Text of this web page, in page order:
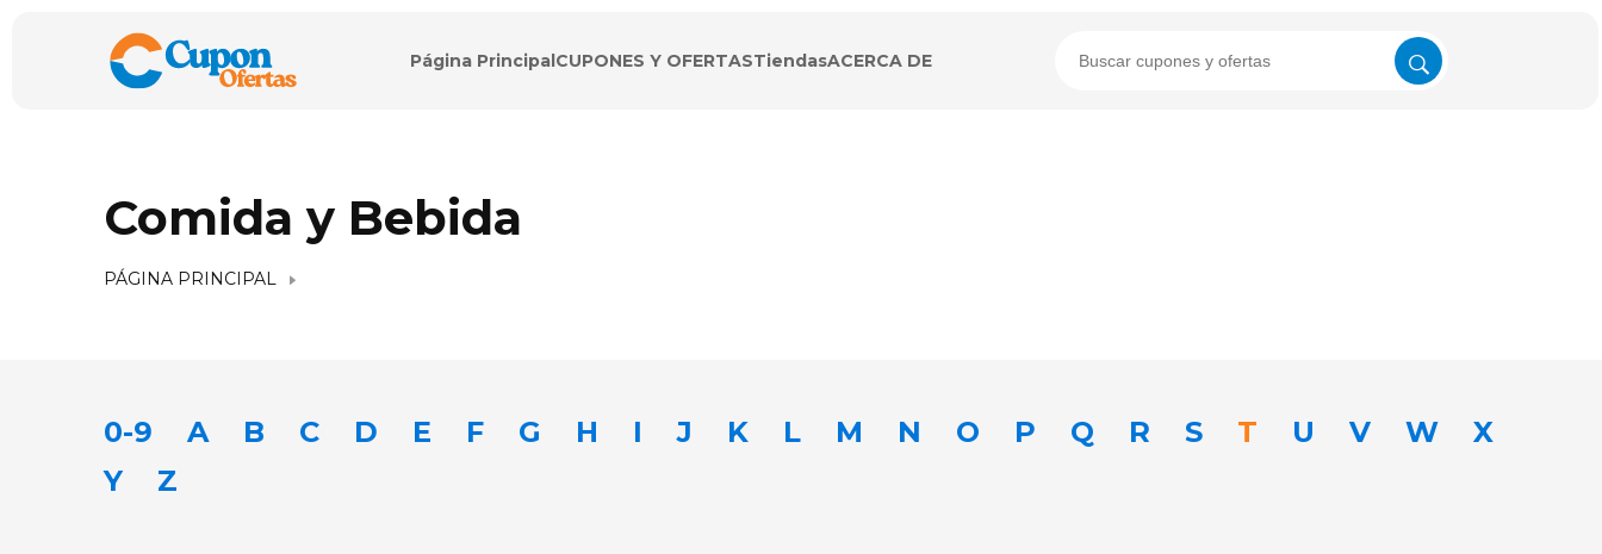
Página PrincipalCUPONES Y OFERTASTiendasACERCA DE
Comida y Bebida
PÁGINA PRINCIPAL
0-9 A B C D E F G H I J K L M N O P Q R S T U V W
X
Y
Z